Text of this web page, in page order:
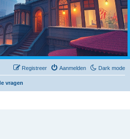
Dark mode
Aanmelden
Registreer
vragen